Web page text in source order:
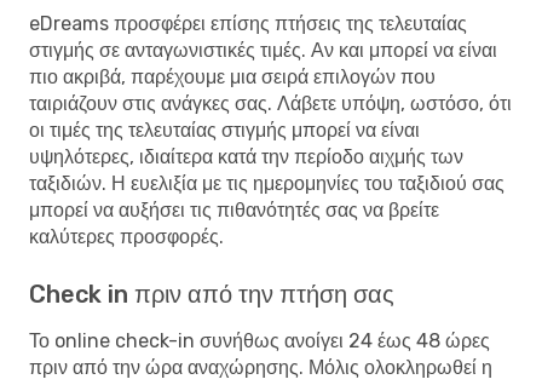
eDreams προσφέρει επίσης πτήσεις της τελευταίας
στιγμής σε ανταγωνιστικές τιμές. Αν και μπορεί να είναι
πιο ακριβά, παρέχουμε μια σειρά επιλογών που
ταιριάζουν στις ανάγκες σας. Λάβετε υπόψη, ωστόσο, ότι
οι τιμές της τελευταίας στιγμής μπορεί να είναι
υψηλότερες, ιδιαίτερα κατά την περίοδο αιχμής των
ταξιδιών. Η ευελιξία με τις ημερομηνίες του ταξιδιού σας
μπορεί να αυξήσει τις πιθανότητές σας να βρείτε
καλύτερες προσφορές.
Check in πριν από την πτήση σας
Το online check-in συνήθως ανοίγει 24 έως 48 ώρες
πριν από την ώρα αναχώρησης. Μόλις ολοκληρωθεί η